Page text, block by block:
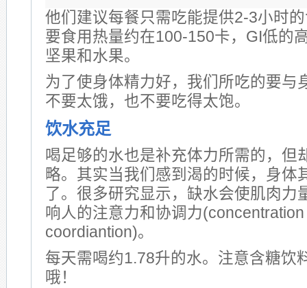
他们建议每餐只需吃能提供2-3小时
要食用热量约在100-150卡，GI低的
坚果和水果。
为了使身体精力好，我们所吃的要与
不要太饿，也不要吃得太饱。
饮水充足
喝足够的水也是补充体力所需的，但
略。其实当我们感到渴的时候，身体
了。很多研究显示，缺水会使肌肉力
响人的注意力和协调力
coordiantion)。
每天需喝约1.78升的水。注意含糖饮
哦！